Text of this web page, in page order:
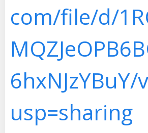
com/file/d/
6hxNJzYBuY/
usp=sharing